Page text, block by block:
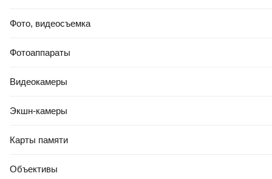
Фото, видеосъемка
Фотоаппараты
Видеокамеры
Экшн-камеры
Карты памяти
Объективы